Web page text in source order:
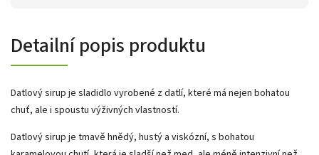
Detailní popis produktu
Datlový sirup je sladidlo vyrobené z datlí, které má nejen bohatou
chuť, ale i spoustu výživných vlastností.
Datlový sirup je tmavě hnědý, hustý a viskózní, s bohatou